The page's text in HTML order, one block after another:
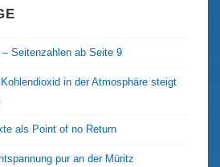
Seitenzahlen ab Seite 9
in der Atmosphäre steigt
als Point of no Return
pur an der Müritz